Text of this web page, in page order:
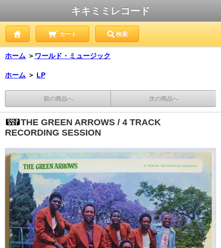
キキミミレコード
カート 検索
ホーム ＞ ワールド・ミュージック
ホーム ＞ LP
前の商品へ 次の商品へ
THE GREEN ARROWS / 4 TRACK
RECORDING SESSION